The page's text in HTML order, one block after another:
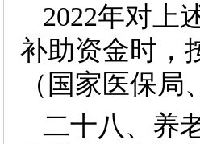
2022年对上
补助资金时，
（国家医保
二十八、养